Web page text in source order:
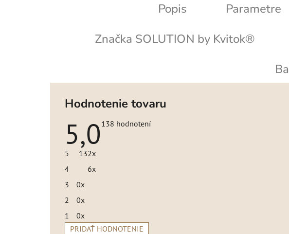
Popis Parametre
Značka SOLUTION by Kvitok®
Hodnotenie tovaru
5,0 Priemerné
138 hodnotení
5
132x
4
6x
3
0x
2
0x
1
0x
PRIDAŤ HODNOTENIE